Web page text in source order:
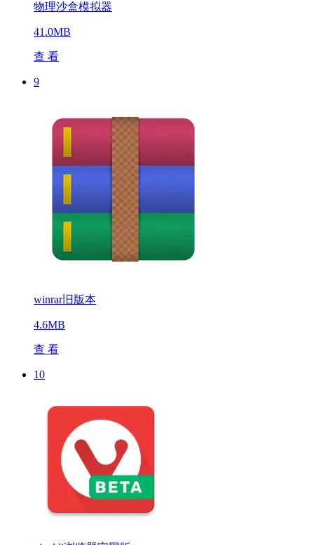
物理沙盒模拟器
41.0MB
查 看
9
winrar旧版本
4.6MB
查 看
10